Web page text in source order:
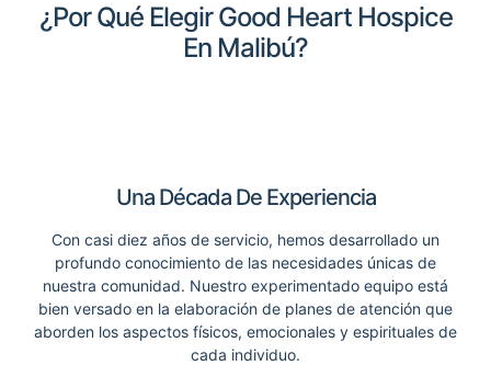
¿Por Qué Elegir Good Heart Hospice
En Malibú?
Una Década De Experiencia
Con casi diez años de servicio, hemos desarrollado un
profundo conocimiento de las necesidades únicas de
nuestra comunidad. Nuestro experimentado equipo está
bien versado en la elaboración de planes de atención que
aborden los aspectos físicos, emocionales y espirituales de
cada individuo.